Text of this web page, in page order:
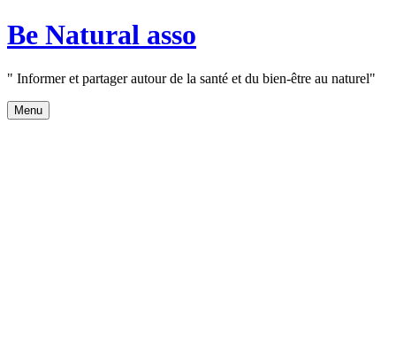
Aller
au
Be Natural asso
" Informer et partager autour de la santé et du bien-être au naturel"
Menu